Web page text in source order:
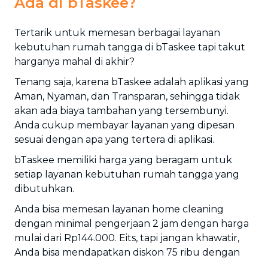
Tertarik untuk memesan berbagai layanan
kebutuhan rumah tangga di bTaskee tapi takut
harganya mahal di akhir?
Tenang saja, karena bTaskee adalah aplikasi yang
Aman, Nyaman, dan Transparan, sehingga tidak
akan ada biaya tambahan yang tersembunyi.
Anda cukup membayar layanan yang dipesan
sesuai dengan apa yang tertera di aplikasi.
bTaskee memiliki harga yang beragam untuk
setiap layanan kebutuhan rumah tangga yang
dibutuhkan.
Anda bisa memesan layanan home cleaning
dengan minimal pengerjaan 2 jam dengan harga
mulai dari Rp144.000. Eits, tapi jangan khawatir,
Anda bisa mendapatkan diskon 75 ribu dengan